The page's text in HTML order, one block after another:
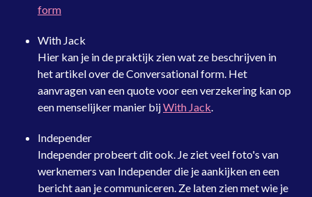
form
With Jack
Hier kan je in de praktijk zien wat ze beschrijven in
het artikel over de Conversational form. Het
aanvragen van een quote voor een verzekering kan op
een menselijker manier bijWith Jack.
Independer
Independer probeert dit ook. Je ziet veel foto's van
werknemers van Independer die je aankijken en een
bericht aan je communiceren. Ze laten zien met wie je